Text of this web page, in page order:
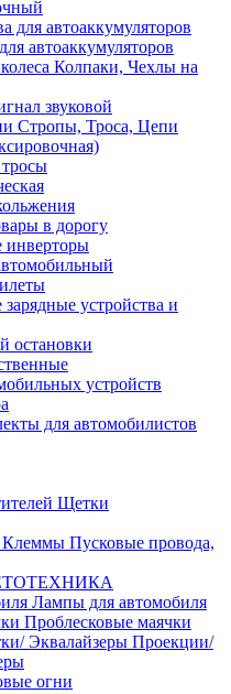
автоаккумуляторов
Колпаки, Чехлы на
звуковой
Стропы, Троса, Цепи
в дорогу
инверторы
устройства и
остановки
устройств
для автомобилистов
Щетки
Пусковые провода,
Лампы для автомобиля
Проблесковые маячки
Проекции/
огни